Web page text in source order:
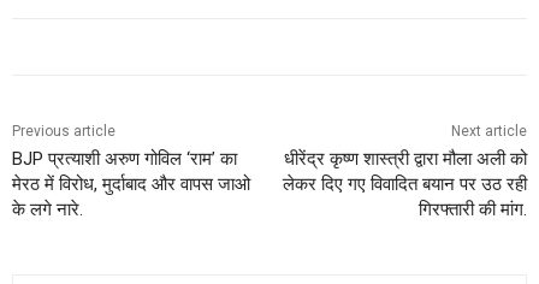
Previous article
BJP प्रत्याशी अरुण गोविल ‘राम’ का
मेरठ में विरोध, मुर्दाबाद और वापस जाओ
के लगे नारे.
Next article
धीरेंद्र कृष्ण शास्त्री द्वारा मौला अली को
लेकर दिए गए विवादित बयान पर उठ रही
गिरफ्तारी की मांग.